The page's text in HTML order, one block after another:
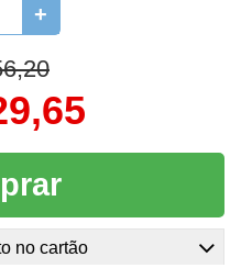
+
no cartão